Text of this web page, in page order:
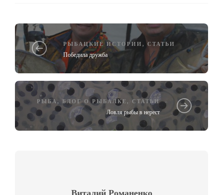
РЫБАЦКИЕ ИСТОРИИ , СТАТЬИ
Победила дружба
РЫБА , БЛОГ О РЫБАЛКЕ , СТАТЬИ
Ловля рыбы в нерест